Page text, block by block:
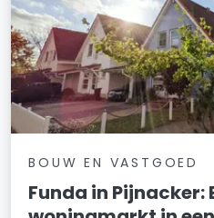
BOUW EN VASTGOED
Funda in Pijnacker: